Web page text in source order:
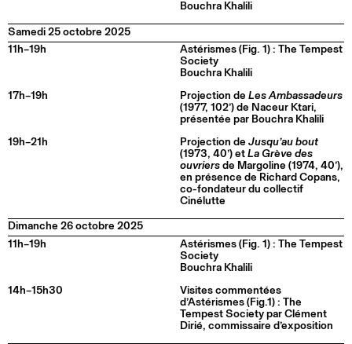
Bouchra Khalili
Samedi 25 octobre 2025
11h–19h
Astérismes (Fig. 1) : The Tempest
Society
Bouchra Khalili
17h–19h Projection de Les Ambassadeurs
(1977, 102’) de Naceur Ktari,
présentée par Bouchra Khalili
19h–21h Projection de Jusqu’au bout
(1973, 40’) et La Grève des
ouvriers de Margoline (1974, 40’),
en présence de Richard Copans,
co-fondateur du collectif
Cinélutte
Dimanche 26 octobre 2025
11h–19h
Astérismes (Fig. 1) : The Tempest
Society
Bouchra Khalili
14h–15h30
Visites commentées
d’Astérismes (Fig.1) : The
Tempest Society par Clément
Dirié, commissaire d’exposition